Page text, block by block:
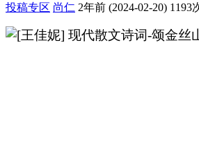
投稿专区 尚仁 2年前 (2024-02-20) 1193